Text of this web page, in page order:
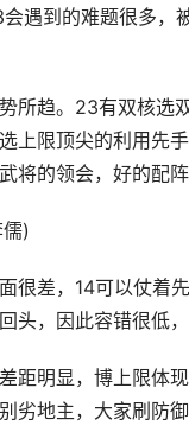
遇到的难题很多，
趋。23有双核选
上限顶尖的利用先
将的领会，好的配
)
差，14可以仗着先
头，因此容错很低
明显，博上限体现
劣地主，大家刷防